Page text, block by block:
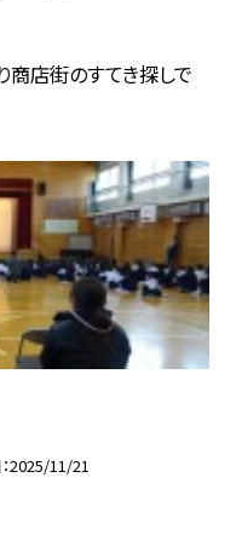
商店街のすてき探しで
2025/11/21